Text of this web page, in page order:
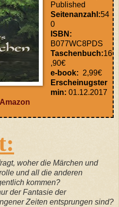
Published
Seitenanzahl:54
0
ISBN:
B077WC8PDS
Taschenbuch:16
,90€
e-book: 2,99€
Erscheinugster
min: 01.12.2017
Amazon
woher die Märchen und
und all die anderen
kommen?
der Fantasie der
Zeiten entsprungen sind?